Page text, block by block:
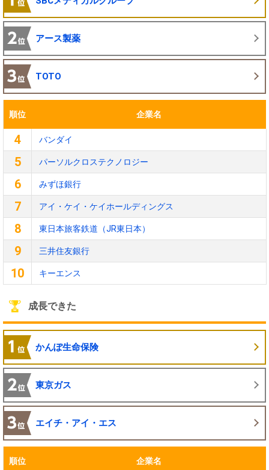
アース製薬
TOTO
順位 企業名
4 バンダイ
5 パーソルクロステクノロジー
6 みずほ銀行
7 アイ・ケイ・ケイホールディングス
8 東日本旅客鉄道（JR東日本）
9 三井住友銀行
10 キーエンス
成長できた
かんぽ生命保険
東京ガス
エイチ・アイ・エス
順位 企業名